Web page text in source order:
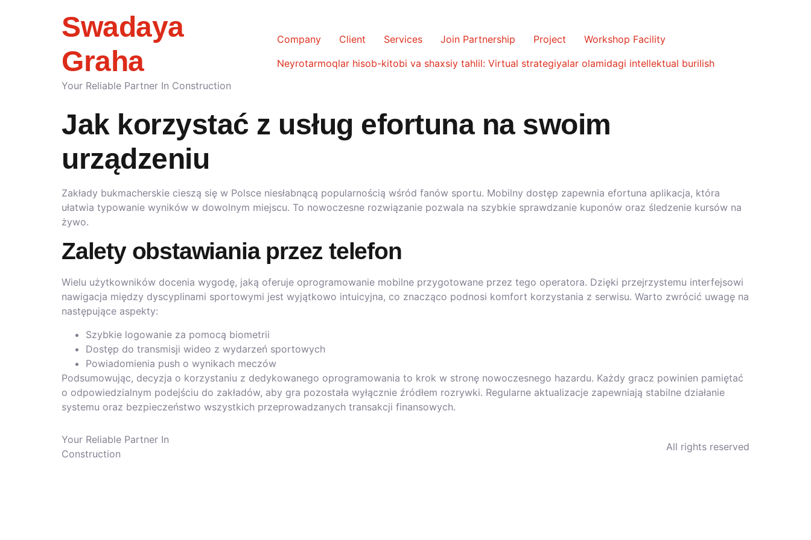
Swadaya
Graha
Your Reliable Partner In Construction
Company Client Services Join Partnership Project
Workshop Facility
Neyrotarmoqlar hisob-kitobi va shaxsiy tahlil: Virtual strategiyalar olamidagi intellektual burilish
Jak korzystać z usług efortuna na swoim
urządzeniu
Zakłady bukmacherskie cieszą się w Polsce niesłabnącą popularnością wśród fanów sportu. Mobilny dostęp zapewnia efortuna aplikacja, która
ułatwia typowanie wyników w dowolnym miejscu. To nowoczesne rozwiązanie pozwala na szybkie sprawdzanie kuponów oraz śledzenie kursów na
żywo.
Zalety obstawiania przez telefon
Wielu użytkowników docenia wygodę, jaką oferuje oprogramowanie mobilne przygotowane przez tego operatora. Dzięki przejrzystemu interfejsowi
nawigacja między dyscyplinami sportowymi jest wyjątkowo intuicyjna, co znacząco podnosi komfort korzystania z serwisu. Warto zwrócić uwagę na
następujące aspekty:
Szybkie logowanie za pomocą biometrii
Dostęp do transmisji wideo z wydarzeń sportowych
Powiadomienia push o wynikach meczów
Podsumowując, decyzja o korzystaniu z dedykowanego oprogramowania to krok w stronę nowoczesnego hazardu. Każdy gracz powinien pamiętać
o odpowiedzialnym podejściu do zakładów, aby gra pozostała wyłącznie źródłem rozrywki. Regularne aktualizacje zapewniają stabilne działanie
systemu oraz bezpieczeństwo wszystkich przeprowadzanych transakcji finansowych.
Your Reliable Partner In
Construction
All rights reserved